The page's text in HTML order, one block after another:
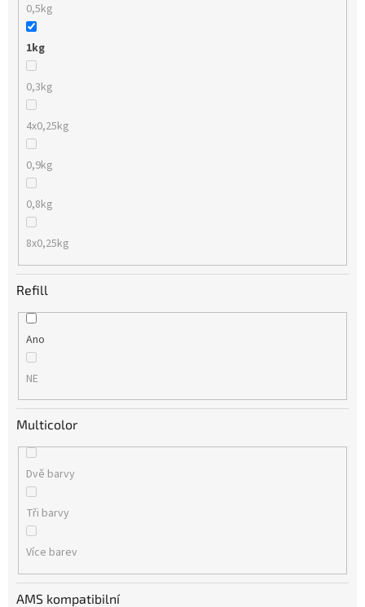
0,5kg
1kg
0,3kg
4x0,25kg
0,9kg
0,8kg
8x0,25kg
Refill
Ano
NE
Multicolor
Dvě barvy
Tři barvy
Více barev
AMS kompatibilní